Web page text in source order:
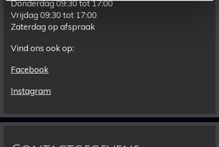
Donderdag 09:30 tot 17:00
Vrijdag 09:30 tot 17:00
Zaterdag op afspraak
Vind ons ook op:
Facebook
Instagram